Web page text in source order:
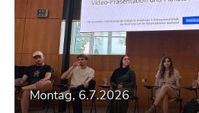
Montag, 6.7.2026